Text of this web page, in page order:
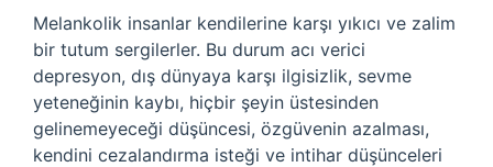
Melankolik insanlar kendilerine karşı yıkıcı ve zalim
bir tutum sergilerler. Bu durum acı verici
depresyon, dış dünyaya karşı ilgisizlik, sevme
yeteneğinin kaybı, hiçbir şeyin üstesinden
gelinemeyeceği düşüncesi, özgüvenin azalması,
kendini cezalandırma isteği ve intihar düşünceleri